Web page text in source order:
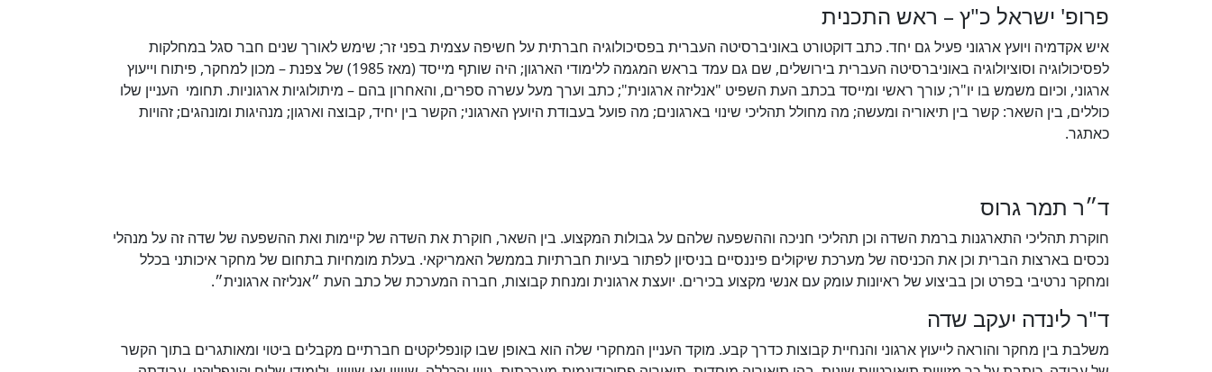
פרופ' ישראל כ"ץ – ראש התכנית
איש אקדמיה ויועץ ארגוני פעיל גם יחד. כתב דוקטורט באוניברסיטה העברית בפסיכולוגיה חברתית על חשיפה עצמית בפני זר; שימש לאורך שנים חבר סגל במחלקות
לפסיכולוגיה וסוציולוגיה באוניברסיטה העברית בירושלים, שם גם עמד בראש המגמה ללימודי הארגון; היה שותף מייסד (מאז 1985) של צפנת – מכון למחקר, פיתוח וייעוץ
ארגוני, וכיום משמש בו יו"ר; עורך ראשי ומייסד בכתב העת השפיט "אנליזה ארגונית"; כתב וערך מעל עשרה ספרים, והאחרון בהם – מיתולוגיות ארגוניות. תחומי העניין שלו
כוללים, בין השאר: קשר בין תיאוריה ומעשה; מה מחולל תהליכי שינוי בארגונים; מה פועל בעבודת היועץ הארגוני; הקשר בין יחיד, קבוצה וארגון; מנהיגות ומונהגים; זהויות
כאתגר.
ד״ר תמר גרוס
חוקרת תהליכי התארגנות ברמת השדה וכן תהליכי חניכה וההשפעה שלהם על גבולות המקצוע. בין השאר, חוקרת את השדה של קיימות ואת ההשפעה של שדה זה על מנהלי
נכסים בארצות הברית וכן את הכניסה של מערכת שיקולים פיננסיים בניסיון לפתור בעיות חברתיות בממשל האמריקאי. בעלת מומחיות בתחום של מחקר איכותני בכלל
ומחקר נרטיבי בפרט וכן בביצוע של ראיונות עומק עם אנשי מקצוע בכירים. יועצת ארגונית ומנחת קבוצות, חברה המערכת של כתב העת ״אנליזה ארגונית״.
ד"ר לינדה יעקב שדה
משלבת בין מחקר והוראה לייעוץ ארגוני והנחיית קבוצות כדרך קבע. מוקד העניין המחקרי שלה הוא באופן שבו קונפליקטים חברתיים מקבלים ביטוי ומאותגרים בתוך הקשר